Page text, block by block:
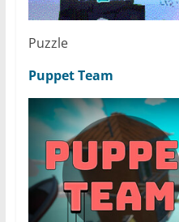
Puzzle
Puppet Team